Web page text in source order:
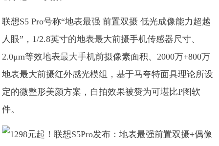
联想S5 Pro号称“地表最强 前置双摄 低光成像能力超越
人眼”，1/2.8英寸的地表最大前摄手机传感器尺寸、
2.0μm等效地表最大手机前摄像素面积、2000万+800万
地表最大前摄红外感光模组，基于马夸特面具理论所设
定的微整形美颜方案，自拍效果被赞为可堪比P图软
件。